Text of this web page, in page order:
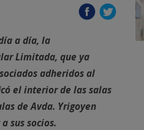
a día, la
Limitada, que ya
adheridos al
el interior de las salas
de Avda. Yrigoyen
sus socios.